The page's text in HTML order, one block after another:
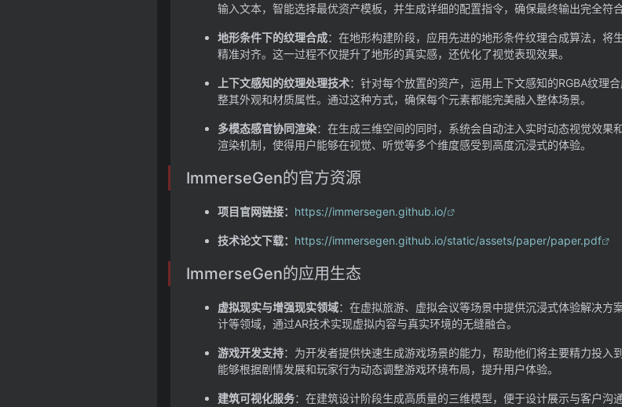
输入文本，智能选择最优资产模板，并生成详细的配置指令，确保最终输出完全符合
地形条件下的纹理合成：在地形构建阶段，应用先进的地形条件纹理合成算法，将
精准对齐。这一过程不仅提升了地形的真实感，还优化了视觉表现效果。
上下文感知的纹理处理技术：针对每个放置的资产，运用上下文感知的RGBA纹理
整其外观和材质属性。通过这种方式，确保每个元素都能完美融入整体场景。
多模态感官协同渲染：在生成三维空间的同时，系统会自动注入实时动态视觉效果
渲染机制，使得用户能够在视觉、听觉等多个维度感受到高度沉浸式的体验。
ImmerseGen的官方资源
项目官网链接： https://immersegen.github.io/
技术论文下载： https://immersegen.github.io/static/assets/paper/paper.pdf
ImmerseGen的应用生态
虚拟现实与增强现实领域：在虚拟旅游、虚拟会议等场景中提供沉浸式体验解决方
计等领域，通过AR技术实现虚拟内容与真实环境的无缝融合。
游戏开发支持：为开发者提供快速生成游戏场景的能力，帮助他们将主要精力投入
能够根据剧情发展和玩家行为动态调整游戏环境布局，提升用户体验。
建筑可视化服务：在建筑设计阶段生成高质量的三维模型，便于设计展示与客户沟